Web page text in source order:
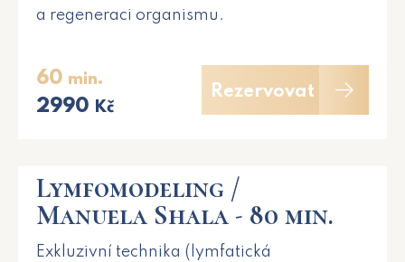
a regeneraci organismu.
60 min.
2990 Kč
Rezervovat
Lymfomodeling /
Manuela Shala - 80 min.
Exkluzivní technika (lymfatická